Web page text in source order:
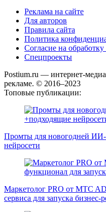
Реклама на сайте
Для авторов
Правила сайта
Политика
Согласие на
Спецпроекты
Postium.ru — интернет-
рекламе. © 2016–2023
Топовые публикации:
Промты для новогодней
нейросети
Маркетолог PRO от MTC
сервиса для запуска